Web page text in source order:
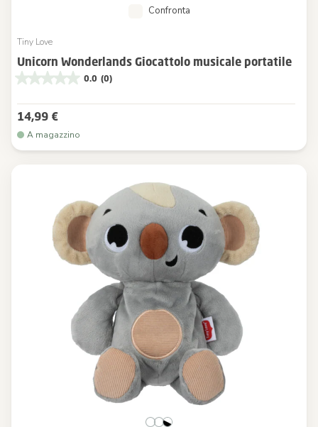
Confronta
Tiny Love
Unicorn Wonderlands Giocattolo musicale portatile
0.0 (0)
14,99 €
A magazzino